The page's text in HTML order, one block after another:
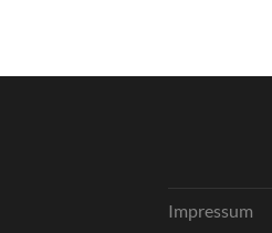
Impressum